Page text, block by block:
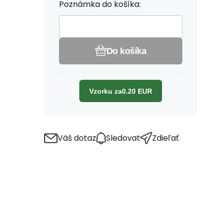
Poznámka do košíka:
Do košíka
Vzorku za0.20 EUR
Váš dotaz Sledovat Zdieľať